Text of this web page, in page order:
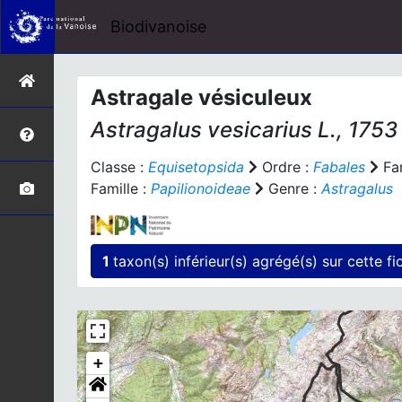
Biodivanoise
Astragale vésiculeux
Astragalus vesicarius L., 1753
Classe : Equisetopsida Ordre : Fabales
Famille : Papilionoideae Genre :Astragalus
1 taxon(s)
+